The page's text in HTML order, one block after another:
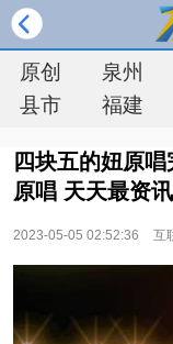
原创 泉州
县市
福建
四块五的妞原
原唱 天天最资讯
2023-05-05 02:52:36 互